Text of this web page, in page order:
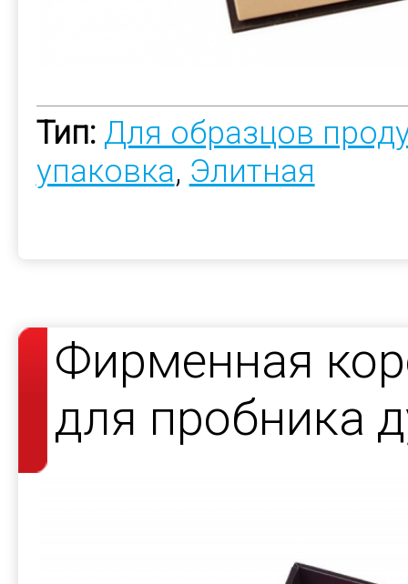
Тип: Для образцов
упаковка, Элитная
Фирменная
для пробника